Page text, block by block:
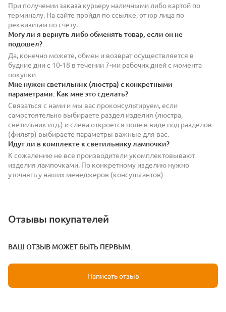
При получении заказа курьеру наличными либо картой по
терминалу. На сайте пройдя по ссылке, от юр лица по
реквизитам по счету.
Могу ли я вернуть либо обменять товар, если он не
подошел?
Да, конечно можете, обмен и возврат осуществляется в
будние дни с 10-18 в течении 7-ми рабочих дней с момента
покупки
Мне нужен светильник (люстра) с конкретными
параметрами. Как мне это сделать?
Связаться с нами и мы вас проконсультируем, если
самостоятельно выбираете раздел изделия (люстра,
светильник итд.) и слева откроется поле в виде под разделов
(фильтр) выбираете параметры важные для вас.
Идут ли в комплекте к светильнику лампочки?
К сожалению не все производители укомплектовывают
изделия лампочками. По конкретному изделию нужно
уточнять у наших менеджеров (консультантов)
Отзывы покупателей
ВАШ ОТЗЫВ МОЖЕТ БЫТЬ ПЕРВЫМ.
Написать отзыв